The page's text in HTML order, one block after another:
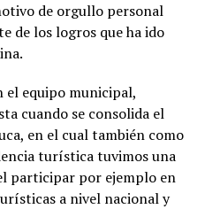
de orgullo personal
de los logros que ha ido
el equipo municipal,
cuando se consolida el
en el cual también como
turística tuvimos una
participar por ejemplo en
a nivel nacional y